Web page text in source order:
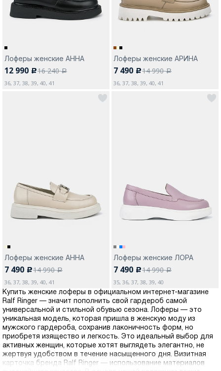
Лоферы женские АННА
12 990 c16 240a
36, 37, 38, 39, 40, 41
Лоферы женские АРИНА
7 490 c14 990a
36, 37, 38, 39, 40, 41
Лоферы женские АННА
7 490 c14 990a
36, 37, 38, 39, 40, 41
Лоферы женские ЛОРА
7 490 c14 990a
35, 36, 37, 38, 39, 40
Купить женские лоферы в официальном интернет-магазине
Ralf Ringer — значит пополнить свой гардероб самой
универсальной и стильной обувью сезона. Лоферы — это
уникальная модель, которая пришла в женскую моду из
мужского гардероба, сохранив лаконичность форм, но
приобретя изящество и легкость. Это идеальный выбор для
активных женщин, которые хотят выглядеть элегантно, не
жертвуя удобством в течение насыщенного дня. Визитная
карточка бренда Ralf Ringer — использование материалов